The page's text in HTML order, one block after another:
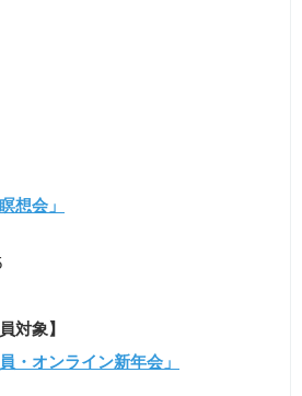
想会」
対象】
・オンライン新年会」